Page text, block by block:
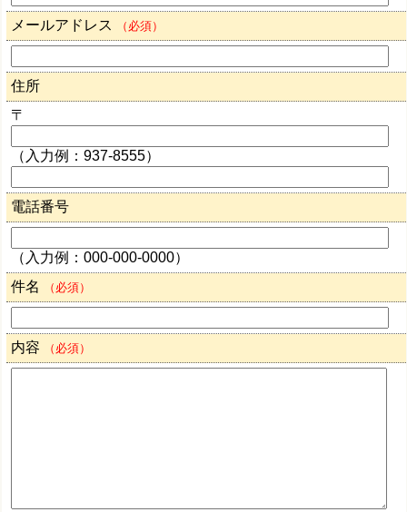
メールアドレス （必須）
住所
〒
（入力例：937-8555）
電話番号
（入力例：000-000-0000）
件名
（必須）
内容 （必須）